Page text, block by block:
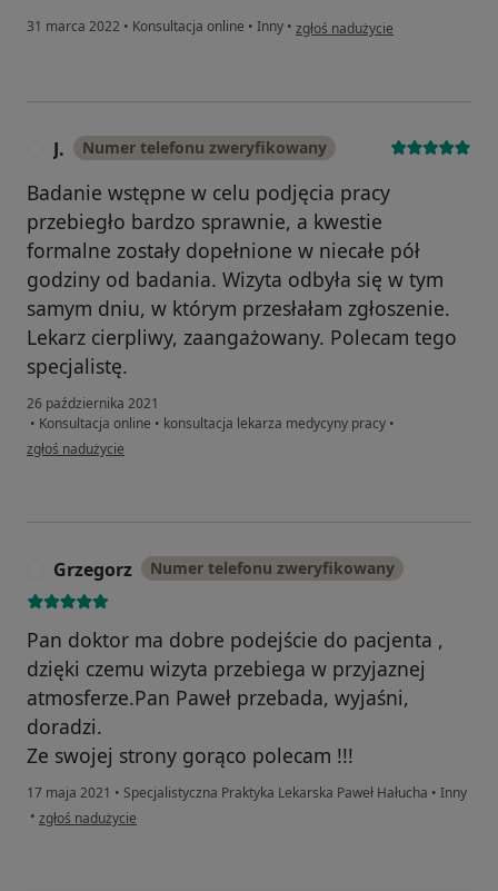
31 marca 2022 • Konsultacja online • Inny • w opinii użytkownika PK
zgłoś nadużycie
J. Numer telefonu zweryfikowany
Badanie wstępne w celu podjęcia pracy
przebiegło bardzo sprawnie, a kwestie
formalne zostały dopełnione w niecałe pół
godziny od badania. Wizyta odbyła się w tym
samym dniu, w którym przesłałam zgłoszenie.
Lekarz cierpliwy, zaangażowany. Polecam tego
specjalistę.
26 października 2021
• Konsultacja online • konsultacja lekarza medycyny pracy •
w opinii użytkownika J.
zgłoś nadużycie
Grzegorz Numer telefonu zweryfikowany
Pan doktor ma dobre podejście do pacjenta ,
dzięki czemu wizyta przebiega w przyjaznej
atmosferze.Pan Paweł przebada, wyjaśni,
doradzi.
Ze swojej strony gorąco polecam !!!
17 maja 2021 • Specjalistyczna Praktyka Lekarska Paweł Hałucha • Inny
• w opinii użytkownika Grzegorz
zgłoś nadużycie